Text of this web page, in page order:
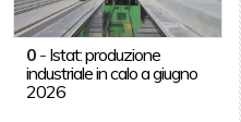
0 - Istat: produzione
industriale in calo a giugno
2026